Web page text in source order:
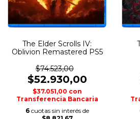
The Elder Scrolls IV:
Oblivion Remastered PS5
$74.523,00
$52.930,00
$37.051,00 con
Transferencia Bancaria
6 cuotas sin interés de